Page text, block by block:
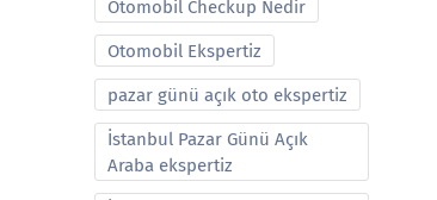
Otomobil Checkup Nedir
Otomobil Ekspertiz
pazar günü açık oto ekspertiz
İstanbul Pazar Günü Açık
Araba ekspertiz